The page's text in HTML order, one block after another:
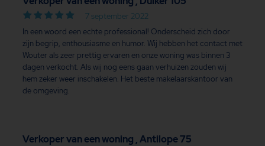
7 september 2022
In een woord een echte professional! Onderscheid zich door
zijn begrip, enthousiasme en humor. Wij hebben het contact met
Wouter als zeer prettig ervaren en onze woning was binnen 3
dagen verkocht. Als wij nog eens gaan verhuizen zouden wij
hem zeker weer inschakelen. Het beste makelaarskantoor van
de omgeving.
Verkoper van een woning , Antilope 75